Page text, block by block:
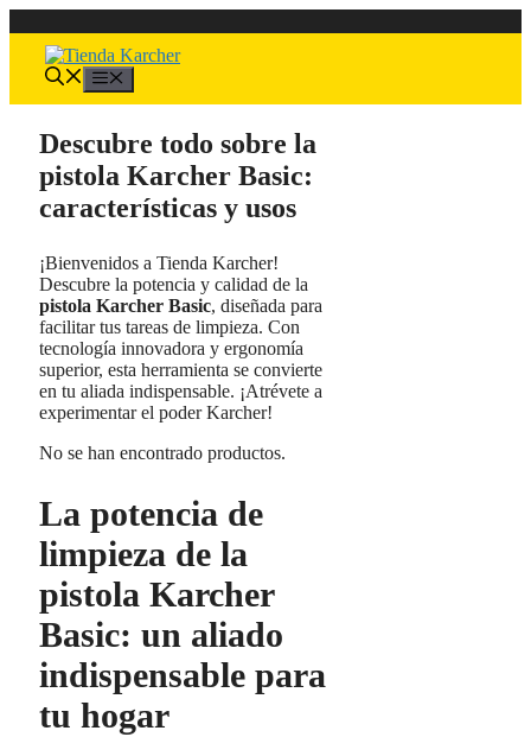
al
contenido
Descubre todo sobre la
pistola Karcher Basic:
características y usos
¡Bienvenidos a Tienda Karcher!
Descubre la potencia y calidad de la
pistola Karcher Basic, diseñada para
facilitar tus tareas de limpieza. Con
tecnología innovadora y ergonomía
superior, esta herramienta se convierte
en tu aliada indispensable. ¡Atrévete a
experimentar el poder Karcher!
No se han encontrado productos.
La potencia de
limpieza de la
pistola Karcher
Basic: un aliado
indispensable para
tu hogar